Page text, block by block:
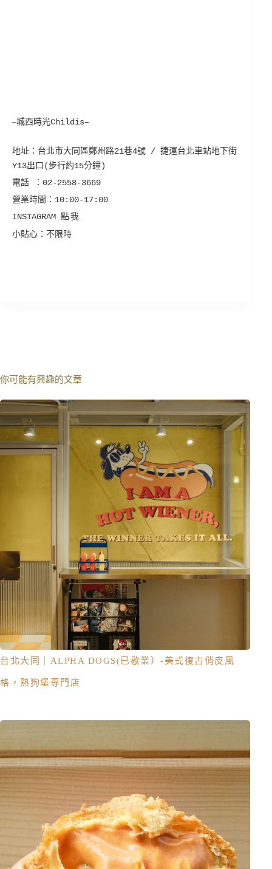
–城西時光Childis–
地址： 台北市大同區鄭州路21巷4號 / 捷運台北車站地下街
Y13出口(步行約15分鐘)
電話 ： 02-2558-3669
營業時間： 10:00-17:00
INSTAGRAM 點我
小貼心：不限時
你可能有興趣的文章
台北大同｜ALPHA DOGS(已歇業）-美式復古俏皮風
格，熱狗堡專門店